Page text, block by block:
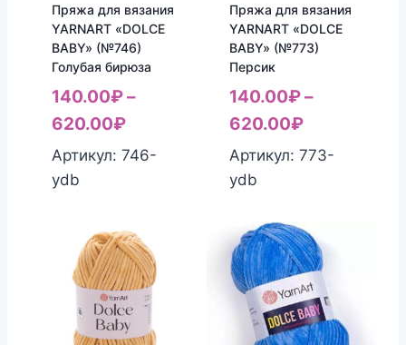
Пряжа для вязания
YARNART «DOLCE
BABY» (№746)
Голубая бирюза
140.00₽–
620.00₽
Артикул: 746-
ydb
Пряжа для вязания
YARNART «DOLCE
BABY» (№773)
Персик
140.00₽–
620.00₽
Артикул: 773-
ydb